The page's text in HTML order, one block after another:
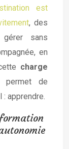
est
, des
sans
en
charge
de
apprendre.